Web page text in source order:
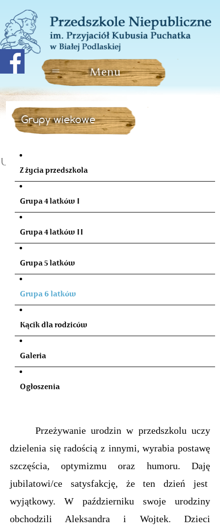
Grupy wiekowe
Urodziny w październiku
Z życia przedszkola
Grupa 4 latków I
Grupa 4 latków II
Grupa 5 latków
Grupa 6 latków
Kącik dla rodziców
Galeria
Ogłoszenia
Przeżywanie urodzin w przedszkolu uczy
dzielenia się radością z innymi, wyrabia postawę
szczęścia, optymizmu oraz humoru. Daję
jubilatowi/ce satysfakcję, że ten dzień jest
wyjątkowy. W październiku swoje urodziny
obchodzili Aleksandra i Wojtek. Dzieci